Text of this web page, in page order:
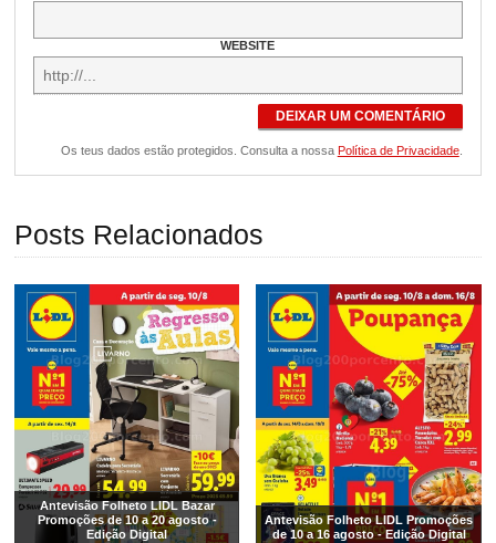
WEBSITE
DEIXAR UM COMENTÁRIO
Os teus dados estão protegidos. Consulta a nossa Política de Privacidade.
Posts Relacionados
Antevisão Folheto LIDL Bazar
Promoções de 10 a 20 agosto -
Edição Digital
Antevisão Folheto LIDL Promoções
de 10 a 16 agosto - Edição Digital